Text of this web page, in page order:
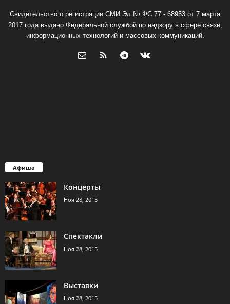
Свидетельство о регистрации СМИ Эл № ФС 77 - 68953 от 7 марта
2017 года выдано Федеральной службой по надзору в сфере связи,
информационных технологий и массовых коммуникаций.
Афиша
Концерты
Ноя 28, 2015
Спектакли
Ноя 28, 2015
Выставки
Ноя 28, 2015